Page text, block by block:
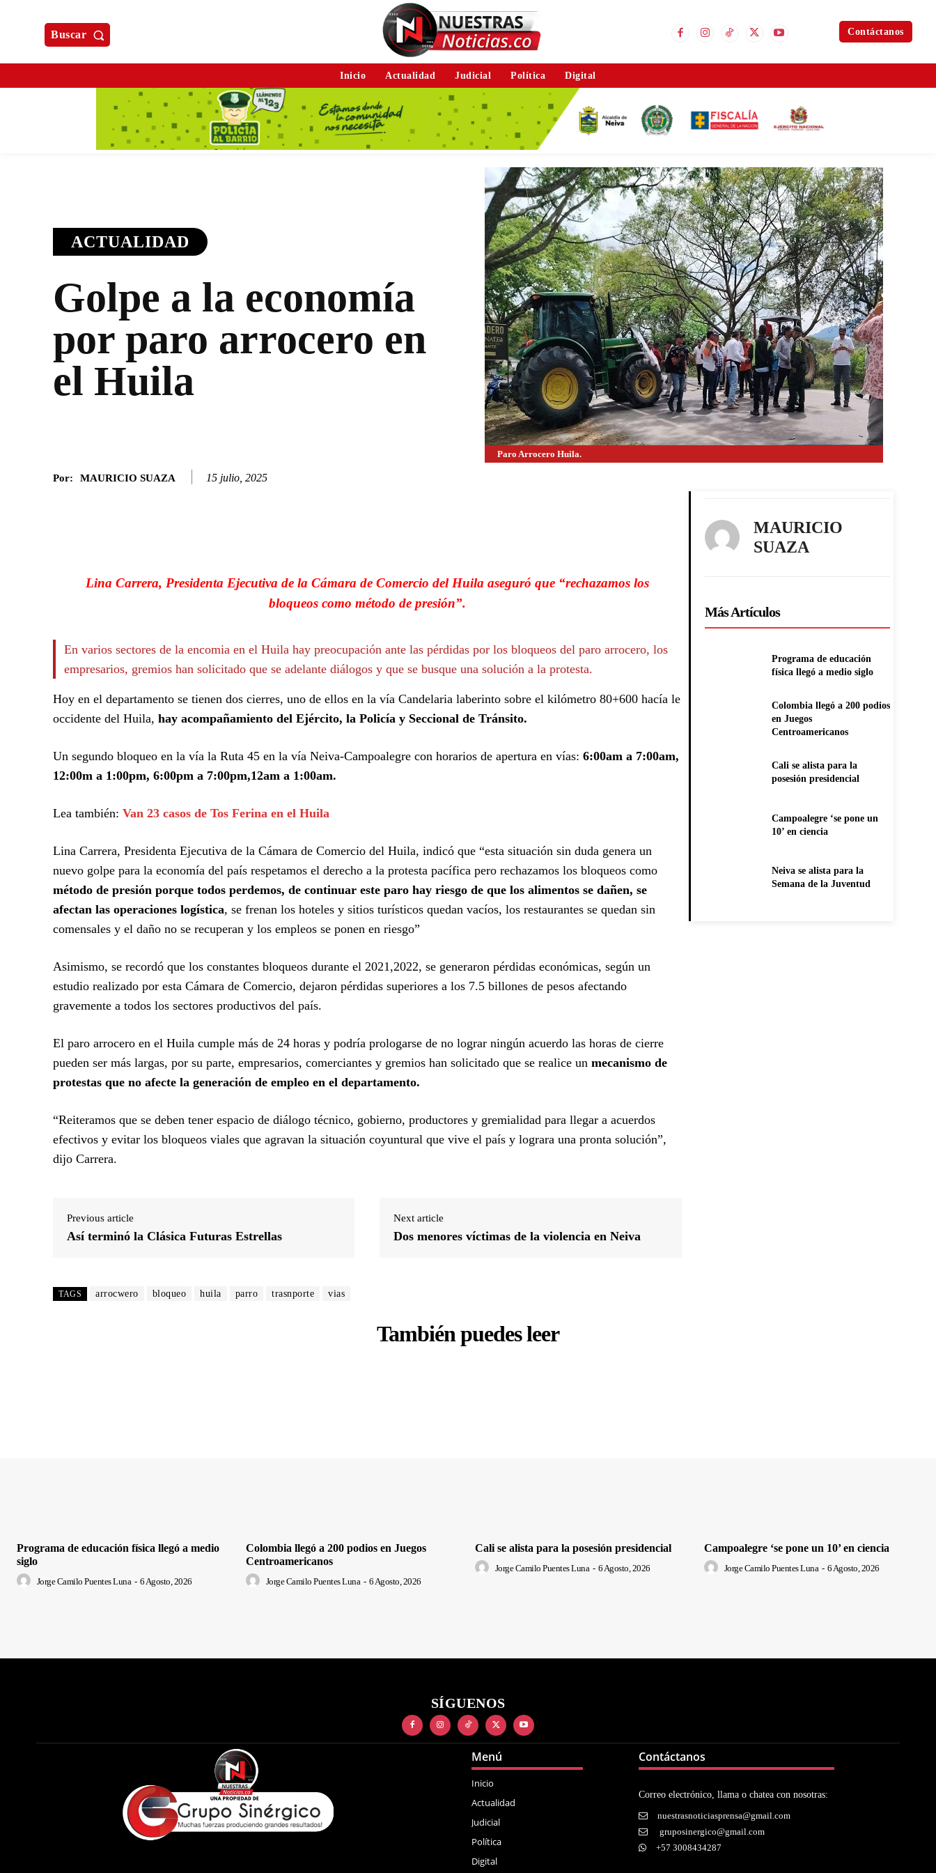
Buscar Contáctanos
Inicio Actualidad Judicial Política Digital
ACTUALIDAD
Golpe a la economía
por paro arrocero en
el Huila
Paro Arrocero Huila.
Por: MAURICIO SUAZA 15 julio, 2025
Lina Carrera, Presidenta Ejecutiva de la Cámara de Comercio del Huila aseguró que “rechazamos los
bloqueos como método de presión”.
En varios sectores de la encomia en el Huila hay preocupación ante las pérdidas por los bloqueos del paro arrocero, los
empresarios, gremios han solicitado que se adelante diálogos y que se busque una solución a la protesta.
Hoy en el departamento se tienen dos cierres, uno de ellos en la vía Candelaria laberinto sobre el kilómetro 80+600 hacía le
occidente del Huila, hay acompañamiento del Ejército, la Policía y Seccional de Tránsito.
Un segundo bloqueo en la vía la Ruta 45 en la vía Neiva-Campoalegre con horarios de apertura en vías: 6:00am a 7:00am,
12:00m a 1:00pm, 6:00pm a 7:00pm,12am a 1:00am.
Lea también: Van 23 casos de Tos Ferina en el Huila
Lina Carrera, Presidenta Ejecutiva de la Cámara de Comercio del Huila, indicó que “esta situación sin duda genera un
nuevo golpe para la economía del país respetamos el derecho a la protesta pacífica pero rechazamos los bloqueos como
método de presión porque todos perdemos, de continuar este paro hay riesgo de que los alimentos se dañen, se
afectan las operaciones logística, se frenan los hoteles y sitios turísticos quedan vacíos, los restaurantes se quedan sin
comensales y el daño no se recuperan y los empleos se ponen en riesgo”
Asimismo, se recordó que los constantes bloqueos durante el 2021,2022, se generaron pérdidas económicas, según un
estudio realizado por esta Cámara de Comercio, dejaron pérdidas superiores a los 7.5 billones de pesos afectando
gravemente a todos los sectores productivos del país.
El paro arrocero en el Huila cumple más de 24 horas y podría prologarse de no lograr ningún acuerdo las horas de cierre
pueden ser más largas, por su parte, empresarios, comerciantes y gremios han solicitado que se realice un mecanismo de
protestas que no afecte la generación de empleo en el departamento.
“Reiteramos que se deben tener espacio de diálogo técnico, gobierno, productores y gremialidad para llegar a acuerdos
efectivos y evitar los bloqueos viales que agravan la situación coyuntural que vive el país y lograra una pronta solución”,
dijo Carrera.
Previous article
Así terminó la Clásica Futuras Estrellas
Next article
Dos menores víctimas de la violencia en Neiva
TAGS arrocwero bloqueo huila parro trasnporte vias
MAURICIO
SUAZA
Más Artículos
Programa de educación
física llegó a medio siglo
Colombia llegó a 200 podios
en Juegos
Centroamericanos
Cali se alista para la
posesión presidencial
Campoalegre ‘se pone un
10’ en ciencia
Neiva se alista para la
Semana de la Juventud
También puedes leer
Programa de educación física llegó a medio
siglo
Jorge Camilo Puentes Luna - 6 Agosto, 2026
Colombia llegó a 200 podios en Juegos
Centroamericanos
Jorge Camilo Puentes Luna - 6 Agosto, 2026
Cali se alista para la posesión presidencial
Jorge Camilo Puentes Luna - 6 Agosto, 2026
Campoalegre ‘se pone un 10’ en ciencia
Jorge Camilo Puentes Luna - 6 Agosto, 2026
SÍGUENOS
Menú
Inicio
Actualidad
Judicial
Política
Digital
Contáctanos
Correo electrónico, llama o chatea con nosotras:
nuestrasnoticiasprensa@gmail.com
gruposinergico@gmail.com
+57 3008434287